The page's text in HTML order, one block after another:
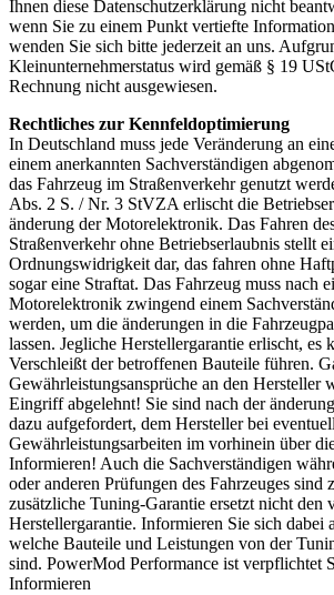
Ihnen diese Datenschutzerklärung nicht
wenn Sie zu einem Punkt vertiefte
wenden Sie sich bitte jederzeit an uns.
Kleinunternehmerstatus wird gemäß § 19
Rechnung nicht ausgewiesen.
Rechtliches zur Kennfeldoptimierung
In Deutschland muss jede Veränderung an
einem anerkannten Sachverständigen
das Fahrzeug im Straßenverkehr genutzt
Abs. 2 S. / Nr. 3 StVZA erlischt die
änderung der Motorelektronik. Das Fahren
Straßenverkehr ohne Betriebserlaubnis stellt
Ordnungswidrigkeit dar, das fahren ohne
sogar eine Straftat. Das Fahrzeug muss nach
Motorelektronik zwingend einem
werden, um die änderungen in die
lassen. Jegliche Herstellergarantie erlischt, es
Verschleißt der betroffenen Bauteile führen.
Gewährleistungsansprüche an den Hersteller
Eingriff abgelehnt! Sie sind nach der
dazu aufgefordert, dem Hersteller bei
Gewährleistungsarbeiten im vorhinein über
Informieren! Auch die Sachverständigen
oder anderen Prüfungen des Fahrzeuges
zusätzliche Tuning-Garantie ersetzt nicht den
Herstellergarantie. Informieren Sie sich dabei
welche Bauteile und Leistungen von der
sind. PowerMod Performance ist verpflichtet
Informieren